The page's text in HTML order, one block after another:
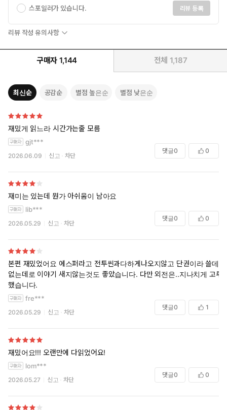
스포일러가 있습니다. 리뷰 등록
리뷰 작성 유의사항
구매자 1,144 전체 1,187
최신순 공감순 별점 높은순 별점 낮은순
재밌게 읽느라 시간가는줄 모름
gjt***
2026.06.09 신고 차단
댓글0 0
재미는 있는데 뭔가 아쉬움이 남아요
lib***
2026.05.29 신고 차단
댓글0 0
본편 재밌었어요 에스퍼라고 전투씬과다하게나오지않고 단권이라 쓸데
없는데로 이야기 새지않는것도 좋았습니다. 다만 외전은..지나치게 고루
했습니다.
fre***
2026.05.29 신고 차단
댓글0 1
재밌어요!!! 오랜만에 다읽었어요!
lom***
2026.05.27 신고 차단
댓글0 0